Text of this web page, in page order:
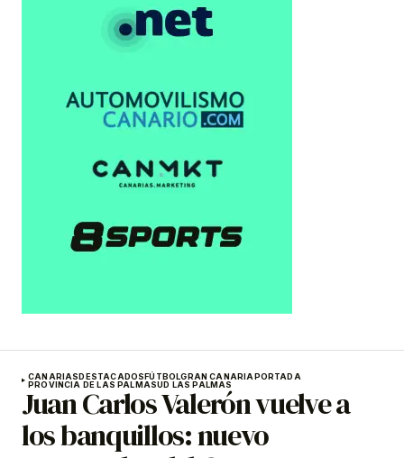
CANARIASDESTACADOSFÚTBOLGRAN CANARIAPORTADA
PROVINCIA DE LAS PALMASUD LAS PALMAS
Juan Carlos Valerón vuelve a
los banquillos: nuevo